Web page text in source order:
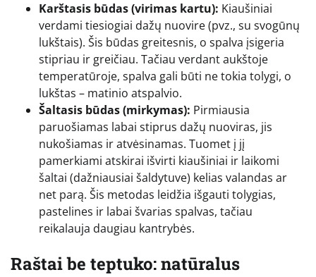
Karštasis būdas (virimas kartu): Kiaušiniai
verdami tiesiogiai dažų nuovire (pvz., su svogūnų
lukštais). Šis būdas greitesnis, o spalva įsigeria
stipriau ir greičiau. Tačiau verdant aukštoje
temperatūroje, spalva gali būti ne tokia tolygi, o
lukštas – matinio atspalvio.
Šaltasis būdas (mirkymas): Pirmiausia
paruošiamas labai stiprus dažų nuoviras, jis
nukošiamas ir atvėsinamas. Tuomet į jį
pamerkiami atskirai išvirti kiaušiniai ir laikomi
šaltai (dažniausiai šaldytuve) kelias valandas ar
net parą. Šis metodas leidžia išgauti tolygias,
pastelines ir labai švarias spalvas, tačiau
reikalauja daugiau kantrybės.
Raštai be teptuko: natūralus